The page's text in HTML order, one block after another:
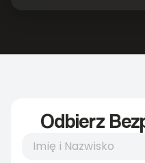
Odbierz